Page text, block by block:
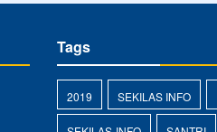
Tags
2019 SEKILAS INFO